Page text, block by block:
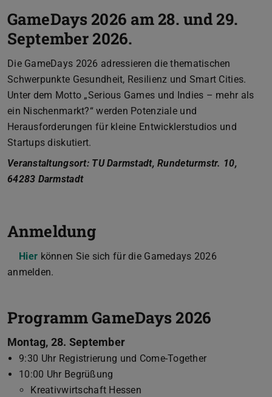
GameDays 2026 am 28. und 29.
September 2026.
Die GameDays 2026 adressieren die thematischen
Schwerpunkte Gesundheit, Resilienz und Smart Cities.
Unter dem Motto „Serious Games und Indies – mehr als
ein Nischenmarkt?“ werden Potenziale und
Herausforderungen für kleine Entwicklerstudios und
Startups diskutiert.
Veranstaltungsort: TU Darmstadt, Rundeturmstr. 10,
64283 Darmstadt
Anmeldung
Hier können Sie sich für die Gamedays 2026
anmelden.
Programm GameDays 2026
Montag, 28. September
9:30 Uhr Registrierung und Come-Together
10:00 Uhr Begrüßung
Kreativwirtschaft Hessen